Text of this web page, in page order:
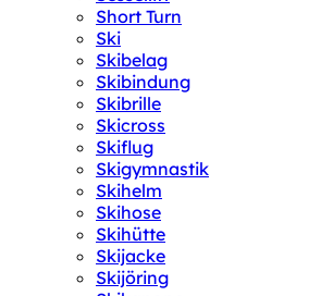
Short Turn
Ski
Skibelag
Skibindung
Skibrille
Skicross
Skiflug
Skigymnastik
Skihelm
Skihose
Skihütte
Skijacke
Skijöring